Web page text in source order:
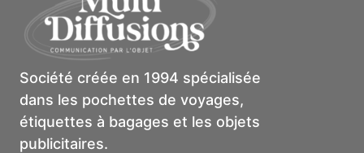
Société créée en 1994 spécialisée
dans les pochettes de voyages,
étiquettes à bagages et les objets
publicitaires.